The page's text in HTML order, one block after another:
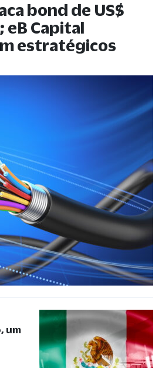
bond de US$
eB Capital
estratégicos
um